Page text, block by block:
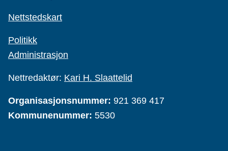
Nettstedskart
Politikk
Administrasjon
Nettredaktør: Kari H. Slaattelid
Organisasjonsnummer: 921 369 417
Kommunenummer: 5530